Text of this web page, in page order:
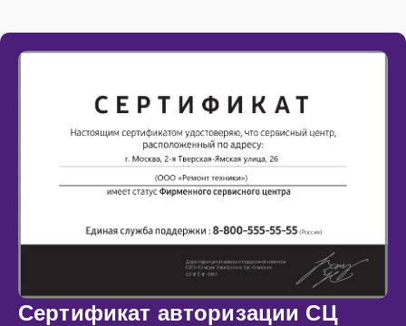
Сертификат авторизации СЦ